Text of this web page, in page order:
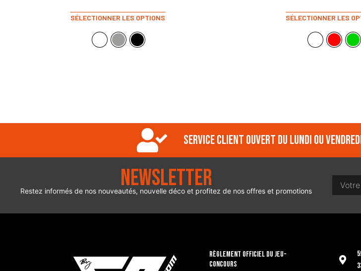
SÉLECTIONNER LES OPTIONS SÉLECTIONNER LES
Service client ouvert du lundi ou vendredi
Newsletter
Restez informés de nos nouveautés, nouvelle déco et profitez de nos offres et promotions
RÈGLEMENT OFFICIEL DU JEU-
CONCOURS